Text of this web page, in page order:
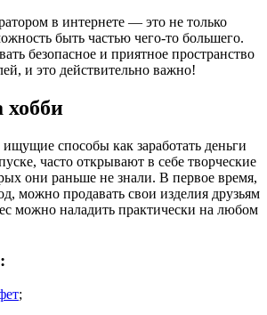
в интернете — это не только
быть частью чего-то большего.
безопасное и приятное пространство
и это действительно важно!
хобби
способы как заработать деньги
часто открывают в себе творческие
они раньше не знали. В первое время,
можно продавать свои изделия друзьям
можно наладить практически на любом
;